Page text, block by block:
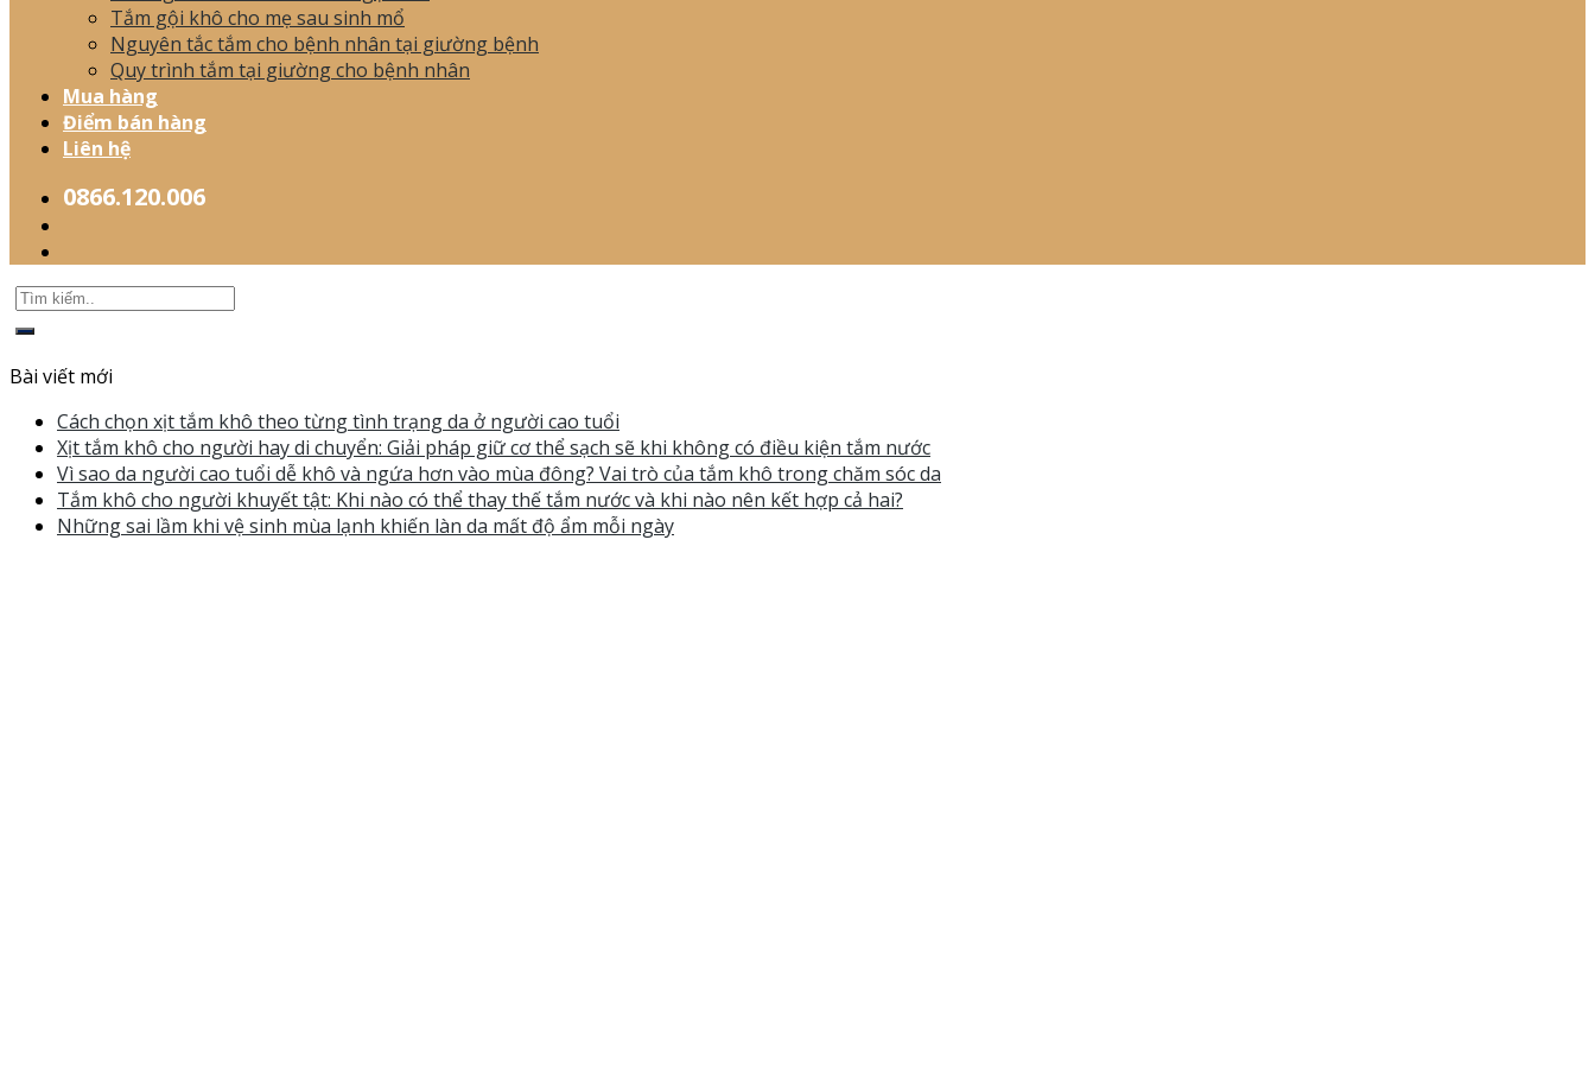
Tắm gội khô cho mẹ sau sinh mổ
Nguyên tắc tắm cho bệnh nhân tại giường bệnh
Quy trình tắm tại giường cho bệnh nhân
Mua hàng
Điểm bán hàng
Liên hệ
0866.120.006
Bài viết mới
Cách chọn xịt tắm khô theo từng tình trạng da ở người cao tuổi
Xịt tắm khô cho người hay di chuyển: Giải pháp giữ cơ thể sạch sẽ khi không có điều kiện tắm nước
Vì sao da người cao tuổi dễ khô và ngứa hơn vào mùa đông? Vai trò của tắm khô trong chăm sóc da
Tắm khô cho người khuyết tật: Khi nào có thể thay thế tắm nước và khi nào nên kết hợp cả hai?
Những sai lầm khi vệ sinh mùa lạnh khiến làn da mất độ ẩm mỗi ngày